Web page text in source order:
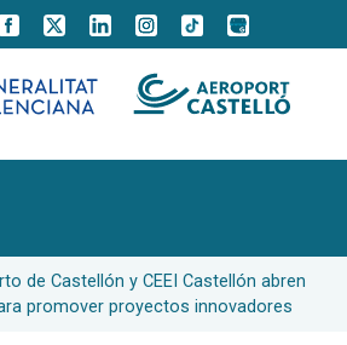
de Castellón y CEEI Castellón abren
promover proyectos innovadores